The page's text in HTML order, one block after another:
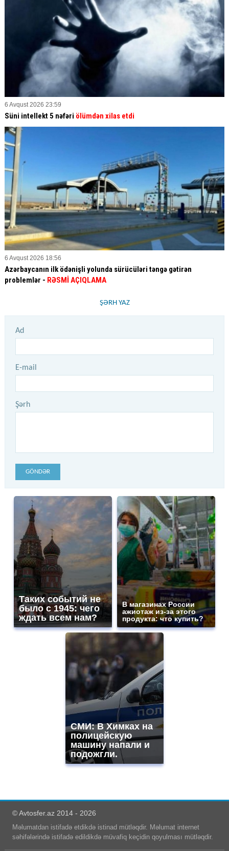
6 Avqust 2026 23:59
Süni intellekt 5 nəfəri ölümdən xilas etdi
6 Avqust 2026 18:56
Azərbaycanın ilk ödənişli yolunda sürücüləri təngə gətirən
problemlər - RƏSMİ AÇIQLAMA
ŞƏRH YAZ
Ad
E-mail
Şərh
GÖNDƏR
Таких событий не
было с 1945: чего
ждать всем нам?
В магазинах России
ажиотаж из-за этого
продукта: что купить?
СМИ: В Химках на
полицейскую
машину напали и
подожгли.
© Avtosfer.az 2014 - 2026
Məlumatdan istifadə etdikdə istinad mütləqdir. Məlumat internet
səhifələrində istifadə edildikdə müvafiq keçidin qoyulması mütləqdir.